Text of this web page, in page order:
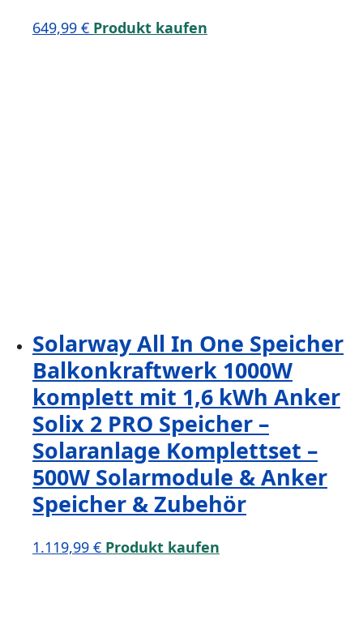
649,99 € Produkt kaufen
Solarway All In One Speicher
Balkonkraftwerk 1000W
komplett mit 1,6 kWh Anker
Solix 2 PRO Speicher –
Solaranlage Komplettset –
500W Solarmodule & Anker
Speicher & Zubehör
1.119,99 € Produkt kaufen